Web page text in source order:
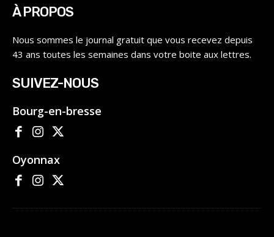
À PROPOS
Nous sommes le journal gratuit que vous recevez depuis
43 ans toutes les semaines dans votre boite aux lettres.
SUIVEZ-NOUS
Bourg-en-bresse
Oyonnax